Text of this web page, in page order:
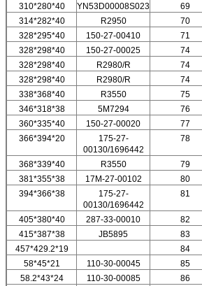
310*280*40
YN53D00008S023 69
314*282*40
R2950 70
328*295*40
150-27-00410 71
328*298*40
150-27-00025 74
328*298*40
R2980/R 74
328*298*40
R2980/R 74
338*368*40
R3550 75
346*318*38
5M7294 76
360*335*40
150-27-00020 77
366*394*20
175-27-
00130/1696442
78
368*339*40 R3550 79
381*355*38
17M-27-00102 80
394*366*38
175-27-
00130/1696442
81
405*380*40 287-33-00010 82
415*387*38
JB5895 83
457*429.2*19
84
58*45*21
110-30-00045 85
58.2*43*24
110-30-00085 86